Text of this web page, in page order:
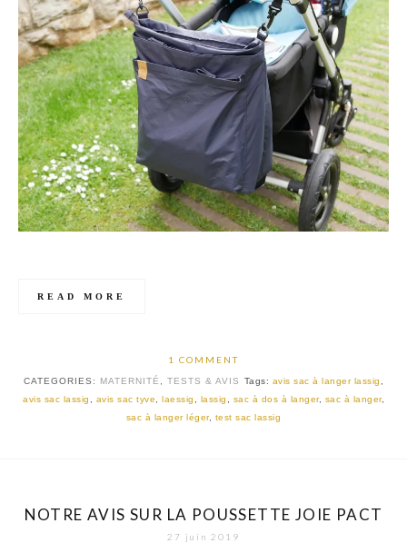
READ MORE
1 COMMENT
CATEGORIES: MATERNITÉ TESTS & AVIS Tags: avis sac à langer lassig
avis sac lassig
avis sac tyve laessig lassig sac à dos à langer, sac à langer,
sac à langer léger, test sac lassig
NOTRE AVIS SUR LA POUSSETTE JOIE PACT
27 juin 2019